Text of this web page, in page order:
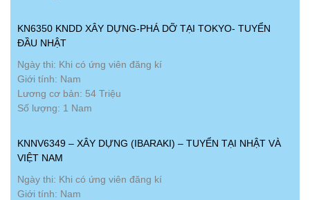
KN6350 KNDD XÂY DỰNG-PHÁ DỠ TẠI TOKYO- TUYỂN
ĐẦU NHẬT
Ngày thi: Khi có ứng viên đăng kí
Giới tính: Nam
Lương cơ bản: 54 Triệu
Số lượng: 1 Nam
KNNV6349 – XÂY DỰNG (IBARAKI) – TUYỂN TẠI NHẬT VÀ
VIỆT NAM
Ngày thi: Khi có ứng viên đăng kí
Giới tính: Nam